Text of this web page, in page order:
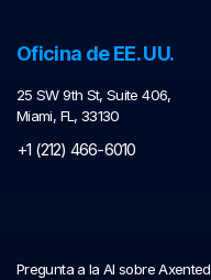
Oficina de EE. UU.
25 SW 9th St, Suite 406,
Miami, FL, 33130
+1 (212) 466-6010
Pregunta a la AI sobre Axented